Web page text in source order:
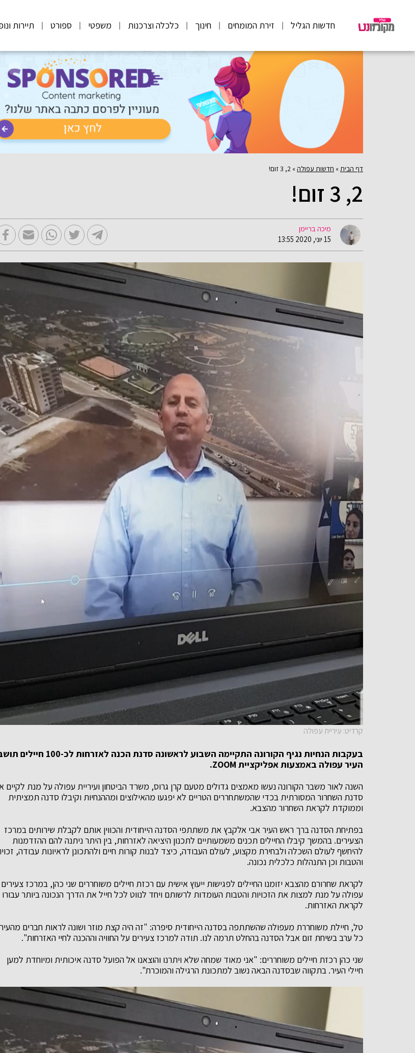
חדשות הגליל זירת המומחים חינוך כלכלה וצרכנות משפטי ספורט תיירות
דף הבית » חדשות עפולה» 2, 3 זום!
2, 3 זום!
מיכה בריימן
15 יוני, 2020 13:55
קרדיט: עיריית עפולה
בעקבות הנחיות נגיף הקורונה התקיימה השבוע לראשונה סדנת הכנה לאזרחות לכ-100
העיר עפולה באמצעות אפליקציית ZOOM
.
השנה לאור משבר הקורונה נעשו מאמצים גדולים מטעם קרן גרוס, משרד הביטחון ועיריית עפולה על מנת לקיים
סדנת השחרור המסורתית בכדי שהמשתחררים הטריים לא יפגעו מהאילוצים ומההנחיות וקיבלו סדנה תמציתית
וממוקדת לקראת השחרור מהצבא.
בפתיחת הסדנה ברך ראש העיר אבי אלקבץ את משתתפי הסדנה הייחודית והכווין אותם לקבלת שירותים במרכז
הצעירים. בהמשך קיבלו החיילים תכנים משמעותיים לתכנון היציאה לאזרחות, בין היתר ניתנה להם ההזדמנות
להיחשף לעולם השכלה ולבחירת מקצוע, לעולם העבודה, כיצד לבנות קורות חיים ולהתכונן לראיונות עבודה,
והטבות וכן התנהלות כלכלית נכונה.
לקראת שחרורם מהצבא יזומנו החיילים לפגישות ייעוץ אישית עם רכזת חיילים משוחררים שני כהן, במרכז צעירים
עפולה על מנת למצות את הזכויות והטבות העומדות לרשותם ויחד לנווט לכל חייל את הדרך הנכונה ביותר עבורו
לקראת האזרחות.
טל, חיילת משוחררת מעפולה שהשתתפה בסדנה הייחודית סיפרה: "זה היה קצת מוזר ושונה לראות חברים מהעיר
כל ערב בשיחת זום אבל הסדנה בהחלט תרמה לנו. תודה למרכז צעירים על החוויה וההכנה לחיי האזרחות".
שני כהן רכזת חיילים משוחררים: "אני מאוד שמחה שלא ויתרנו והוצאנו אל הפועל סדנה איכותית ומיוחדת למען
חיילי העיר. בתקווה שבסדנה הבאה נשוב למתכונת הרגילה והמוכרת".